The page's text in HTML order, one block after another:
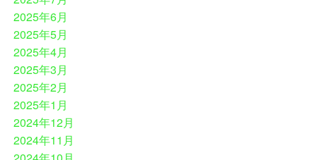
2025年6月
2025年5月
2025年4月
2025年3月
2025年2月
2025年1月
2024年12月
2024年11月